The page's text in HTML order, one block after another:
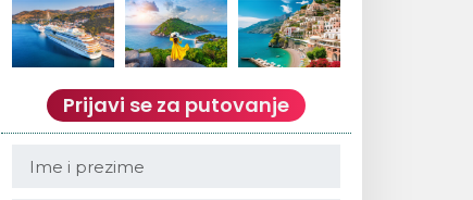
Prijavi se za putovanje